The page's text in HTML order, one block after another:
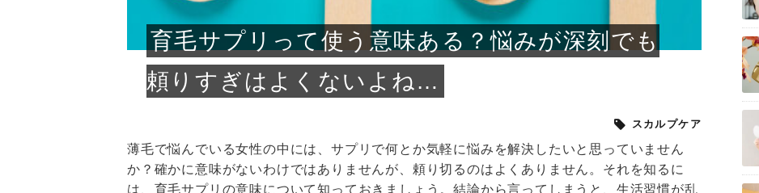
育毛サプリって使う意味ある？悩みが深刻でも
頼りすぎはよくないよね…
スカルプケア
薄毛で悩んでいる女性の中には、サプリで何とか気軽に悩みを解決したいと思っていません
か？確かに意味がないわけではありませんが、頼り切るのはよくありません。それを知るに
は、育毛サプリの意味について知っておきましょう。結論から言ってしまうと、生活習慣が乱